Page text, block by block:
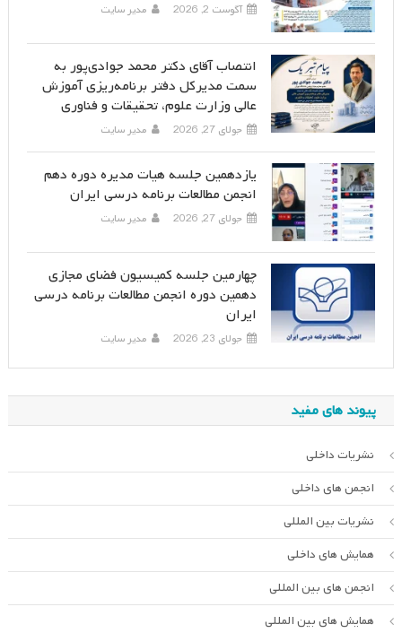
آگوست 2, 2026 مدیر سایت
انتصاب آقای دکتر محمد جوادی‌پور به
سمت مدیرکل دفتر برنامه‌ریزی آموزش
عالی وزارت علوم، تحقیقات و فناوری
جولای 27, 2026 مدیر سایت
یازدهمین جلسه هیات مدیره دوره دهم
انجمن مطالعات برنامه درسی ایران
جولای 27, 2026 مدیر سایت
چهارمین جلسه کمیسیون فضای مجازی
دهمین دوره انجمن مطالعات برنامه درسی
ایران
جولای 23, 2026 مدیر سایت
پیوند های مفید
نشریات داخلی
انجمن های داخلی
نشریات بین المللی
همایش های داخلی
انجمن های بین المللی
همایش های بین المللی